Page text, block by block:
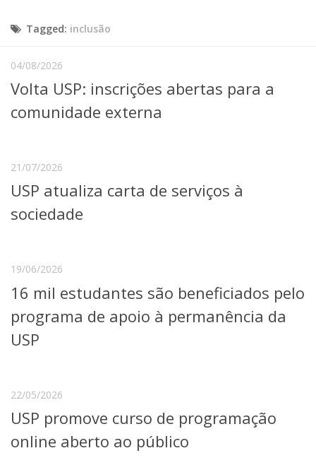
Escola, Institutos e Órgãos
Núcleos e Comissões
Telefones e Mapas
Pessoas
Educação a distância
Cursos de Extensão
Pesquisa e Inovação
Iniciação Científica
Transferência de Tecnologia
Extensão à Comunidade
Serviços
Bibliotecas
Apoio ao Estudante
Segurança, Trânsito e Prevenção
Tagged: inclusão
04/08/2026
Volta USP: inscrições abertas para a
comunidade externa
21/07/2026
USP atualiza carta de serviços à
sociedade
19/06/2026
16 mil estudantes são beneficiados pelo
programa de apoio à permanência da
USP
22/05/2026
USP promove curso de programação
online aberto ao público